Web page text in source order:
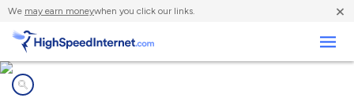
We may earn moneywhen you click our links. ×